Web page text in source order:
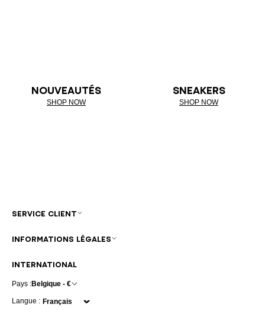
NOUVEAUTÉS
SHOP NOW
SNEAKERS
SHOP NOW
INTERNATIONAL
Pays :Belgique - €
Langue :
SERVICE CLIENT
INFORMATIONS LÉGALES